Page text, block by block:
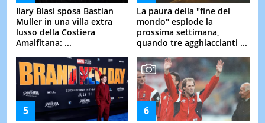
Ilary Blasi sposa Bastian
Muller in una villa extra
lusso della Costiera
Amalfitana: ...
La paura della "fine del
mondo" esplode la
prossima settimana,
quando tre agghiaccianti ...